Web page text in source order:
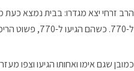
הרב זרחי יצא מגדרו: בבית נמצא כעת
ל-770. כשהם הגיעו ל-770, פשוט הרימו את פיני הצעיר והעבירו אותו מעל ראשי הקהל, עד למקום שבו ישב אביו.
כמובן שגם אימו ואחותו הגיעו וצפו